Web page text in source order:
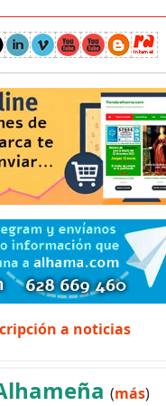
a noticias
(más)